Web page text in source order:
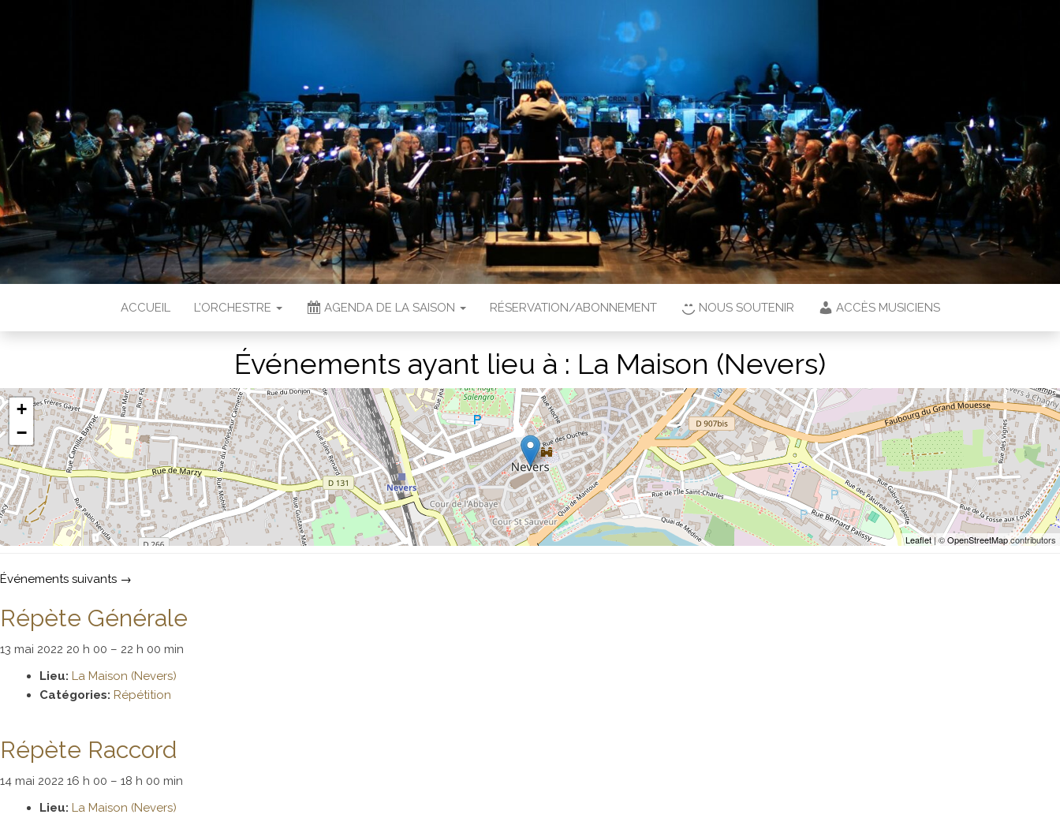
ACCUEIL L’ORCHESTRE AGENDA DE LA SAISON RÉSERVATION/ABONNEMENT NOUS SOUTENIR ACCÈS MUSICIENS
Événements ayant lieu à : La Maison (Nevers)
+
−
Leaflet| ©OpenStreetMapcontributors
Événements suivants →
Répète Générale
13 mai 2022 20 h 00 – 22 h 00 min
Lieu: La Maison (Nevers)
Catégories: Répétition
Répète Raccord
14 mai 2022 16 h 00 – 18 h 00 min
Lieu: La Maison (Nevers)